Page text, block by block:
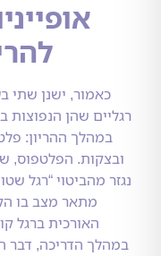
אופייניות
להריון
ישנן שתי בעיות
שהן הנפוצות ביותר
ההריון: פלטפוס
הפלטפוס, ששמו
מהביטוי “רגל שטוחה”,
מתאר מצב בו הקשת
האורכית ברגל קורסת
הדריכה, דבר היכול